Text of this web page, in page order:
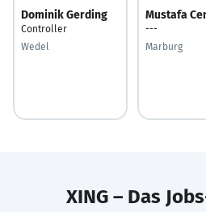
Dominik Gerding
Controller
Wedel
Mustafa
---
Marburg
XING – Das